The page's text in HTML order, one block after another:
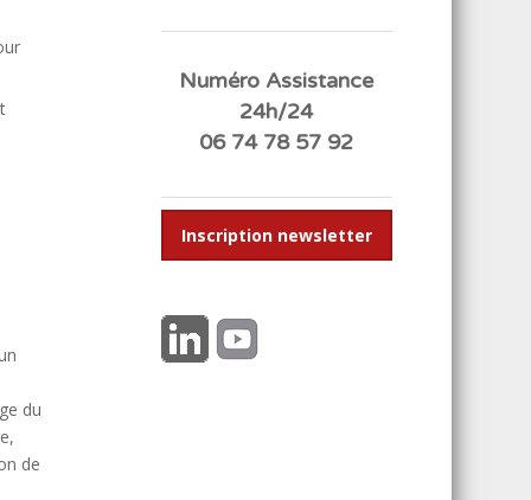
du
de
Numéro Assistance
24h/24
06 74 78 57 92
Inscription newsletter